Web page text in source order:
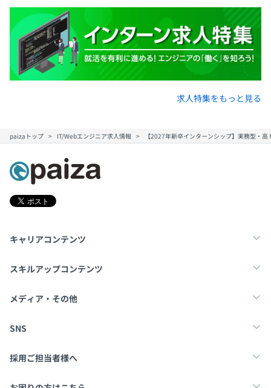
求人特集をもっと見る
paizaトップ IT/Webエンジニア求人情報 【2027年新卒インターンシップ】実務型・
キャリアコンテンツ
転職・キャリア
スキルアップコンテンツ
学習
メディア・その他
Tech Team Journal
SNS
X
採用ご担当者様へ